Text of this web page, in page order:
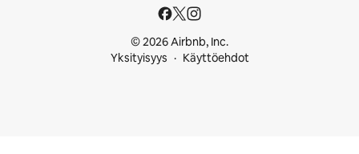
© 2026 Airbnb, Inc.
Yksityisyys
Käyttöehdot